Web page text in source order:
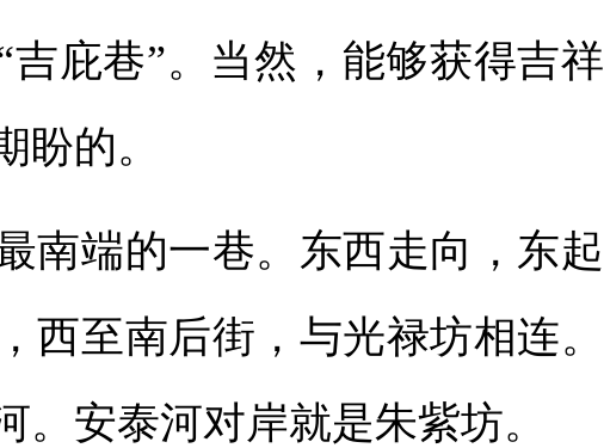
庇巷”。当然，能够获得吉祥
盼的。
端的一巷。东西走向，东起
西至南后街，与光禄坊相连。
。安泰河对岸就是朱紫坊。